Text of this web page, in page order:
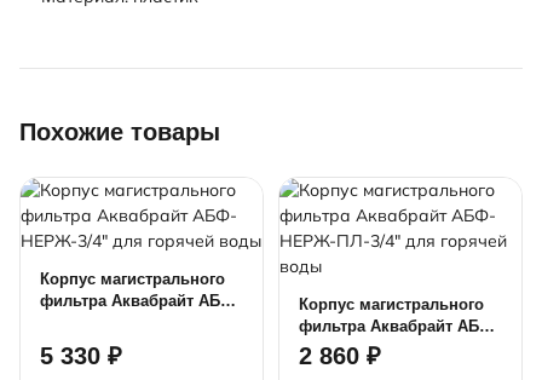
Похожие товары
Корпус магистрального
фильтра Аквабрайт АБФ-
воды
5 330 ₽
Корпус магистрального
фильтра Аквабрайт АБФ-
НЕРЖ-ПЛ-3/4" для
горячей воды
2 860 ₽